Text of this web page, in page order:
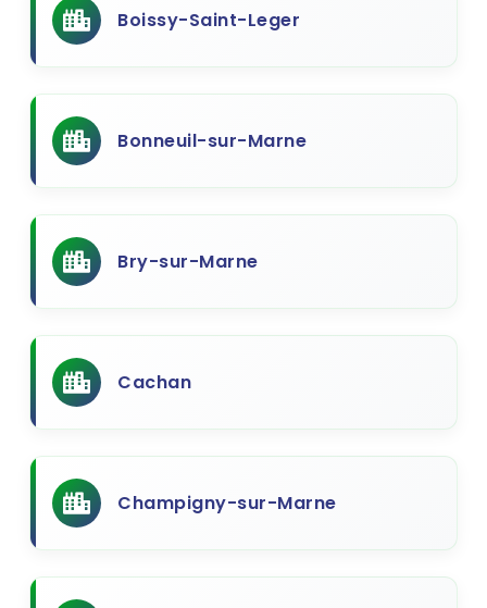
Boissy-Saint-Leger
Bonneuil-sur-Marne
Bry-sur-Marne
Cachan
Champigny-sur-Marne